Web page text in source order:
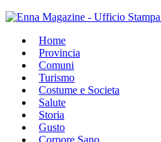
Home
Provincia
Comuni
Turismo
Costume e Societa
Salute
Storia
Gusto
Corpore Sano